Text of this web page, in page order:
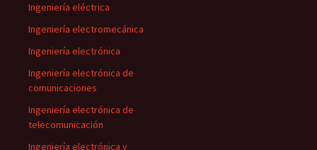
Ingeniería eléctrica
Ingeniería electromecánica
Ingeniería electrónica
Ingeniería electrónica de
comunicaciones
Ingeniería electrónica de
telecomunicación
Ingeniería electrónica y